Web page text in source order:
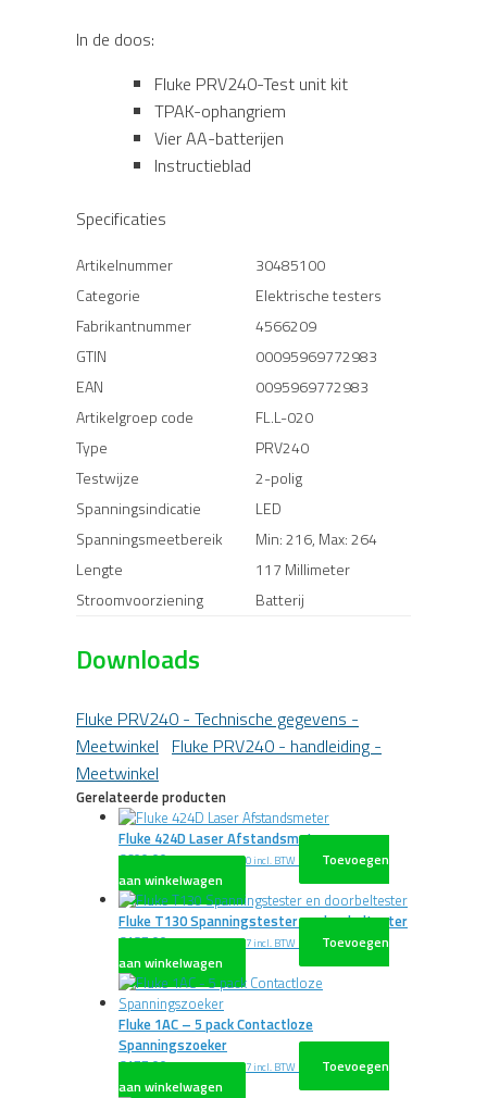
In de doos:
Fluke PRV240-Test unit kit
TPAK-ophangriem
Vier AA-batterijen
Instructieblad
Specificaties
Artikelnummer
30485100
Categorie
Elektrische testers
Fabrikantnummer
4566209
GTIN
00095969772983
EAN
0095969772983
Artikelgroep code
FL.L-020
Type
PRV240
Testwijze
2-polig
Spanningsindicatie
LED
Spanningsmeetbereik
Min: 216, Max: 264
Lengte
117 Millimeter
Stroomvoorziening
Batterij
Downloads
Fluke PRV240 - Technische gegevens -
Meetwinkel Fluke PRV240 - handleiding -
Meetwinkel
Gerelateerde producten
Fluke 424D Laser Afstandsmeter
€600,00 excl. BTW€726,00 incl. BTW
Toevoegen
aan winkelwagen
Fluke T130 Spanningstester en doorbeltester
€187,00 excl. BTW€226,27 incl. BTW
Toevoegen
aan winkelwagen
Fluke 1AC – 5 pack Contactloze
Spanningszoeker
€177,00 excl. BTW€214,17 incl. BTW
Toevoegen
aan winkelwagen